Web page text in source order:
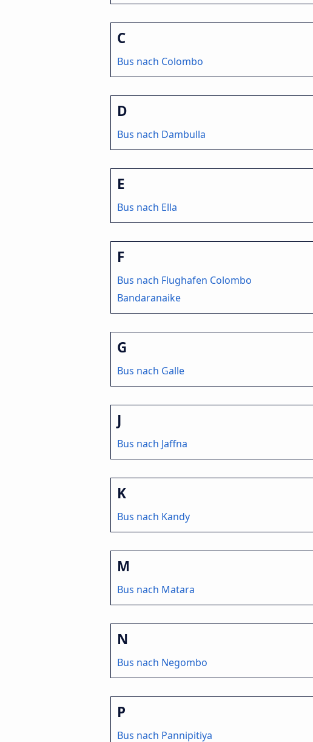
C
Bus nach Colombo
D
Bus nach Dambulla
E
Bus nach Ella
F
Bus nach Flughafen Colombo
Bandaranaike
G
Bus nach Galle
J
Bus nach Jaffna
K
Bus nach Kandy
M
Bus nach Matara
N
Bus nach Negombo
P
Bus nach Pannipitiya